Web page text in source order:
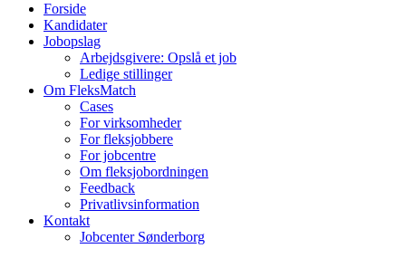
Forside
Kandidater
Jobopslag
Arbejdsgivere: Opslå et job
Ledige stillinger
Om FleksMatch
Cases
For virksomheder
For fleksjobbere
For jobcentre
Om fleksjobordningen
Feedback
Privatlivsinformation
Kontakt
Jobcenter Sønderborg